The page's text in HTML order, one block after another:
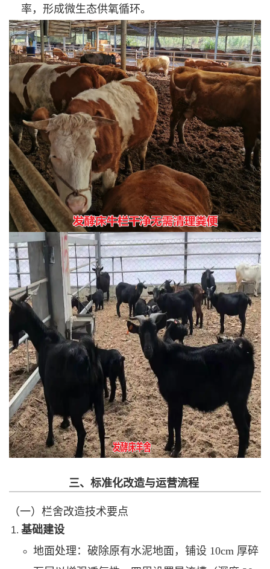
率，形成微生态供氧循环。
三、标准化改造与运营流程
（一）栏舍改造技术要点
基础建设
地面处理：破除原有水泥地面，铺设 10cm 厚碎